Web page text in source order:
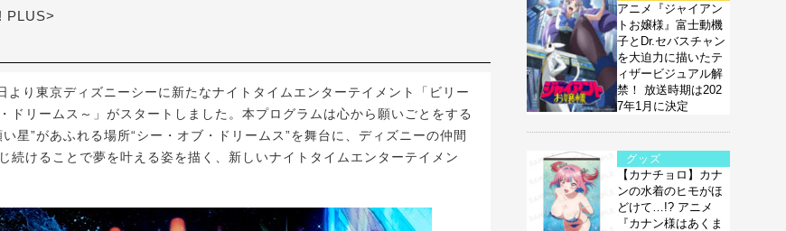
PLUS>
り東京ディズニーシーに新たなナイトタイムエンターテイメント「ビリー
ドリームス～」がスタートしました。本プログラムは心から願いごとをする
い星”があふれる場所“シー・オブ・ドリームス”を舞台に、ディズニーの仲間
続けることで夢を叶える姿を描く、新しいナイトタイムエンターテイメン
アニメ『ジャイアン
トお嬢様』富士動機
子とDr.セバスチャン
を大迫力に描いたテ
ィザービジュアル解
禁！ 放送時期は202
7年1月に決定
グッズ
【カナチョロ】カナ
ンの水着のヒモがほ
どけて…!? アニメ
『カナン様はあくま